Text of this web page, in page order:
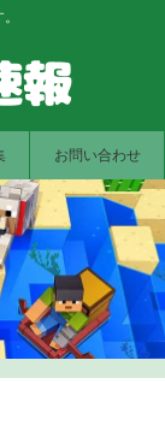
お問い合わせ